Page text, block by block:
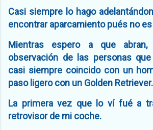
Casi siempre lo hago
encontrar aparcamiento pués no
Mientras espero a que
observación de las personas que
casi siempre coincido con un
paso ligero con un Golden Retriever.
La primera vez que lo ví fué a
retrovisor de mi coche.